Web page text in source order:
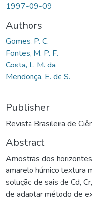
1997-09-09
Authors
Gomes, P. C.
Fontes, M. P. F.
Costa, L. M. da
Mendonça, E. de S.
Publisher
Revista Brasileira de
Abstract
Amostras dos
amarelo húmico textura
solução de sais de Cd,
de adaptar método de